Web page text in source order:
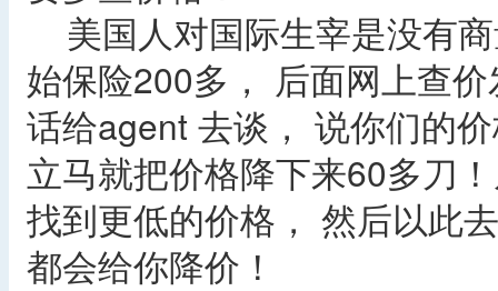
美国人对国际生宰是没有
始保险200多， 后面网上查
话给agent 去谈， 说你们的
立马就把价格降下来60多刀
找到更低的价格， 然后以此
都会给你降价！